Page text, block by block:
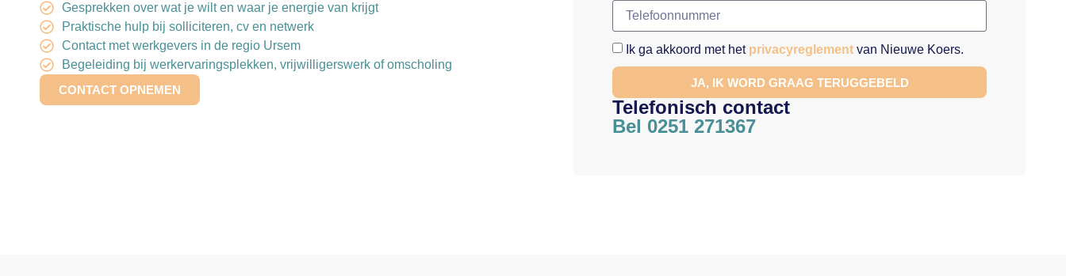
Ik ga akkoord met het privacyreglement van Nieuwe Koers.
JA, IK WORD GRAAG TERUGGEBELD
Telefonisch contact
Bel 0251 271367
Gesprekken over wat je wilt en waar je energie van krijgt
Praktische hulp bij solliciteren, cv en netwerk
Contact met werkgevers in de regio Ursem
Begeleiding bij werkervaringsplekken, vrijwilligerswerk of omscholing
CONTACT OPNEMEN